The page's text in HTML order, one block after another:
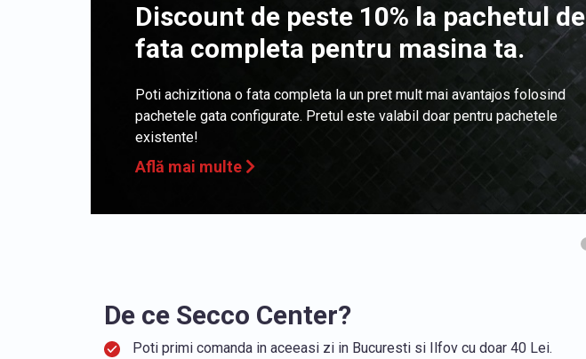
Discount de peste 10% la pachetul de
fata completa pentru masina ta.
Poti achizitiona o fata completa la un pret mult mai avantajos folosind
pachetele gata configurate. Pretul este valabil doar pentru pachetele
existente!
Află mai multe
De ce Secco Center?
Poti primi comanda in aceeasi zi in Bucuresti si Ilfov cu doar 40 Lei.